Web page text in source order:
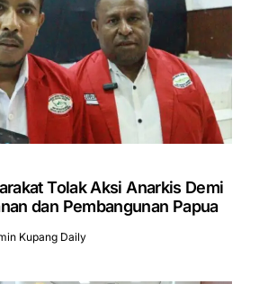
Tolak Aksi Anarkis Demi
dan Pembangunan Papua
Kupang Daily